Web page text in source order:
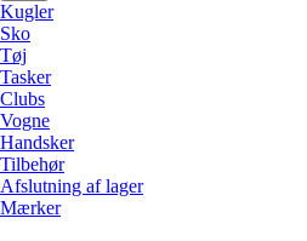
Kugler
Sko
Tøj
Tasker
Clubs
Vogne
Handsker
Tilbehør
Afslutning af lager
Mærker